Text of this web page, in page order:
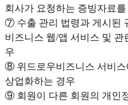
회사가 요청하는 증빙자료
⑦ 수출 관리 법령과 게시된
비즈니스 웹/앱 서비스 및
우
⑧ 위드로우비즈니스 서비스
상업화하는 경우
⑨ 회원이 다른 회원의 개인